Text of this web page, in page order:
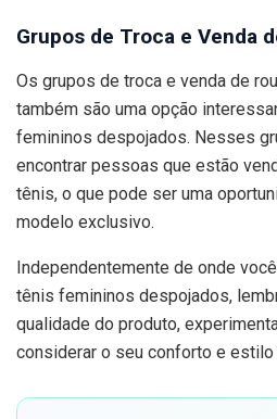
Grupos de Troca e Venda
Os grupos de troca e venda de
também são uma opção
femininos despojados. Nesses
encontrar pessoas que estão
tênis, o que pode ser uma
modelo exclusivo.
Independentemente de onde
tênis femininos despojados,
qualidade do produto,
considerar o seu conforto e